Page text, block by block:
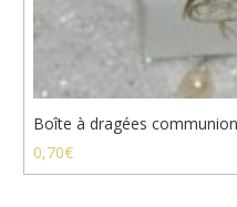
Boîte à dragées
0,70€